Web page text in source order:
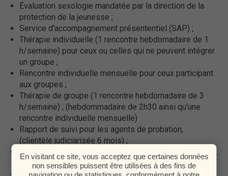
Évaluation sexologie mandatée par la direction de la
protection de la jeunesse ;
Service d'accompagnement présententiel (SAP) ;
Thérapie individuelle (1 rencontre hebdomadaire de 1
h/semaine) pour ceux ou celles qui ne peuvent intégrer
un groupe ;
Rencontre individuelle mensuelle pour ceux participant
aux groupes ;
Thérapie de groupe (1 rencontre hebdomadaire de 3
h/semaine) ; (hebdommadaire de 2h30 ainsi qu'une
rencontre individuelle mensuelle)
Rapport de suivi pour les agents de probation,
(clientèle judiciarisée 6 mois) ;
Rapport de fin de thérapie pour les agents de probation,
(clientèle judiciarisée) ;
En visitant ce site, vous acceptez que certaines données
non sensibles puissent être utilisées à des fins de
navigation ou de statistiques, conformément à notre